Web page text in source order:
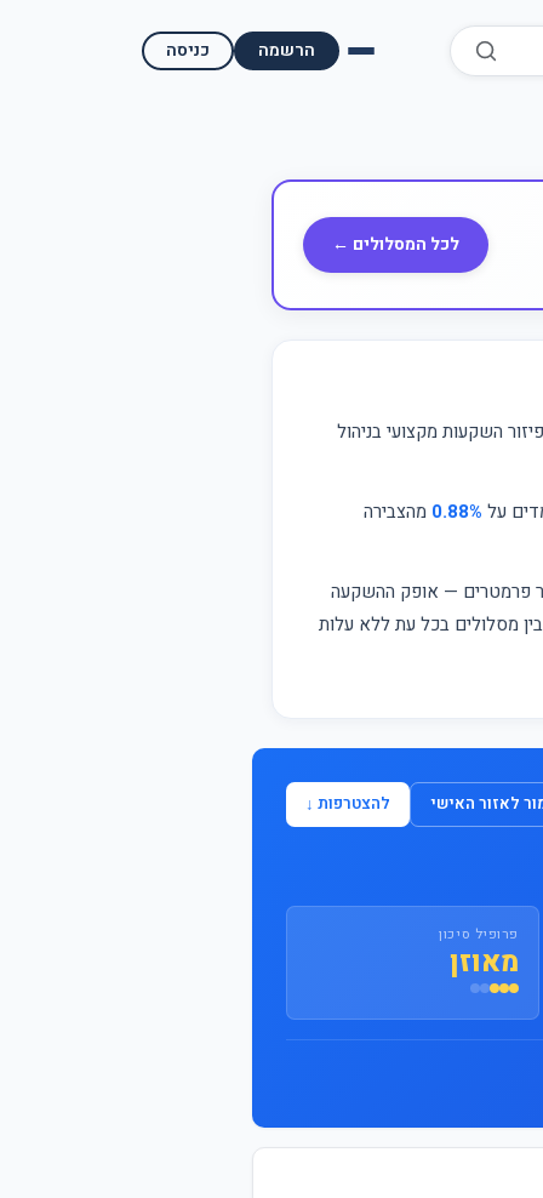
כניסה הרשמה
מאמרים ומדריכים
תשואות היסטוריות
תנאי שימוש
לכל המסלולים ←
השקעות מקצועי בניהול
על 0.88% מהצבירה
פרמטרים — אופק ההשקעה
מסלולים בכל עת ללא עלות
לאזור האישי להצטרפות ↓
פרופיל סיכון
מאוזן